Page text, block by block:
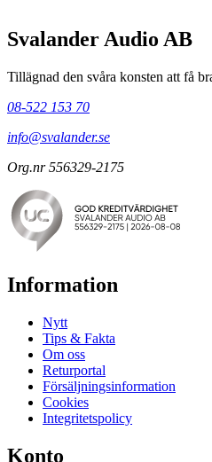
Svalander Audio AB
Tillägnad den svåra konsten att få
08-522 153 70
info@svalander.se
Org.nr 556329-2175
Information
Nytt
Tips & Fakta
Om oss
Returportal
Försäljningsinformation
Cookies
Integritetspolicy
Konto